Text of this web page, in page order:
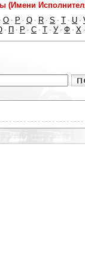
(Имени
· O · P · Q · R · S · T · U ·
· П · Р · С · Т · У · Ф · Х